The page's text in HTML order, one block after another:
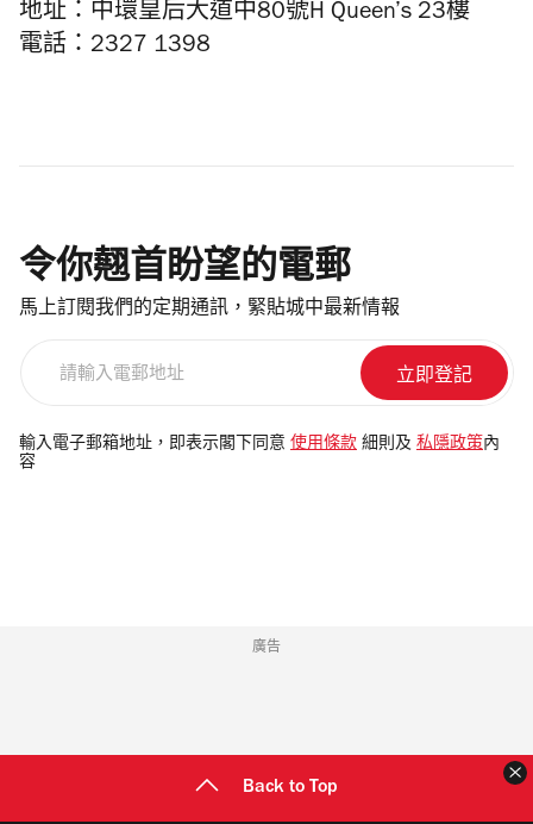
地址：中環皇后大道中80號H Queen’s 23樓
電話：2327 1398
令你翹首盼望的電郵
馬上訂閱我們的定期通訊，緊貼城中最新情報
電
郵
輸入電子郵箱地址，即表示閣下同意 使用條款 細則及 私隱政策 內
容
廣告
Back to Top